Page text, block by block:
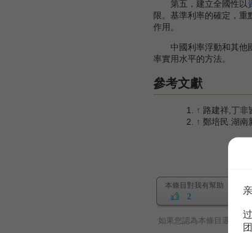
第五，建立全國性以
限。基準利率的確定，重
作用。
中國利率浮動和其他
率實用水平的方法。
參考文獻
↑ 路建祥,丁非
↑ 鄭培民.湖南
本條目對我有幫助
2
如果您認為本條目還有待